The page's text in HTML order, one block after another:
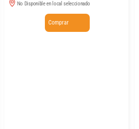
No Disponible en local seleccionado
Comprar